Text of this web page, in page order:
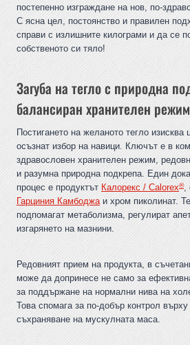
постепенно изграждане на нов, по-
С ясна цел, постоянство и правилен
справи с излишните килограми и да се
собственото си тяло!
Загуба на тегло с природна
балансиран хранителен режим
Постигането на желаното тегло
осъзнат избор на навици. Ключът е в
здравословен хранителен режим,
и разумна природна подкрепа. Един
процес е продуктът Калорекс / Calorex®,
Гарциния Камбоджаи хром пиколинат.
подпомагат метаболизма, регулират
изгарянето на мазнини.
Редовният прием на продукта, в
може да допринесе не само за
за поддържане на нормални нива на
Това спомага за по-добър контрол
съхраняване на мускулната маса.